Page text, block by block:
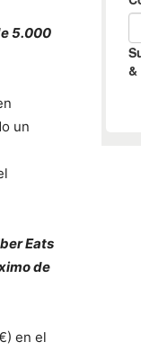
5.000
un
Eats
de
en el